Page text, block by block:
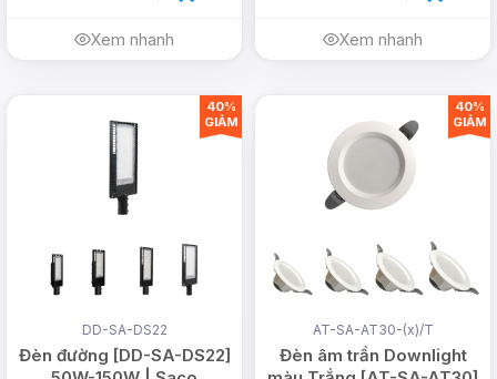
Xem nhanh Xem nhanh
DD-SA-DS22
Đèn đường [DD-SA-DS22]
40%
GIẢM
AT-SA-AT30-(x)/T
Đèn âm trần Downlight
40%
GIẢM